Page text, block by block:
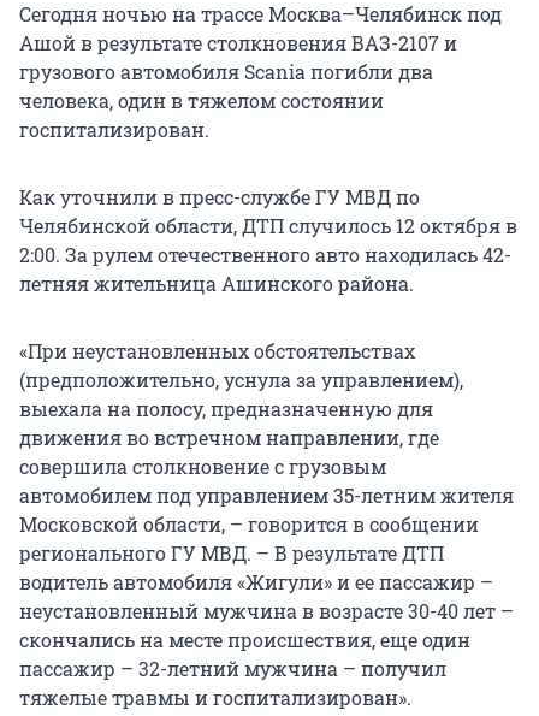
Сегодня ночью на трассе Москва–Челябинск под
Ашой в результате столкновения ВАЗ-2107 и
грузового автомобиля Scania погибли два
человека, один в тяжелом состоянии
госпитализирован.
Как уточнили в пресс-службе ГУ МВД по
Челябинской области, ДТП случилось 12 октября в
2:00. За рулем отечественного авто находилась 42-
летняя жительница Ашинского района.
«При неустановленных обстоятельствах
(предположительно, уснула за управлением),
выехала на полосу, предназначенную для
движения во встречном направлении, где
совершила столкновение с грузовым
автомобилем под управлением 35-летним жителя
Московской области, – говорится в сообщении
регионального ГУ МВД. – В результате ДТП
водитель автомобиля «Жигули» и ее пассажир –
неустановленный мужчина в возрасте 30-40 лет –
скончались на месте происшествия, еще один
пассажир – 32-летний мужчина – получил
тяжелые травмы и госпитализирован».